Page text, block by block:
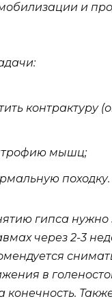
и
контрактуру
мышц;
походку.
гипса
через 2-3
в
конечность.